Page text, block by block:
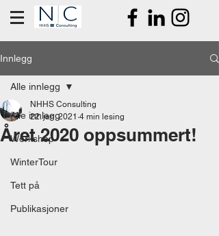
Innlegg
Alle innlegg
Workshop
WinterTour
Tett på
Publikasjoner
Alle innlegg
Året 2020 oppsummert!
NHHS Consulting
22. jan. 2021 4 min lesing